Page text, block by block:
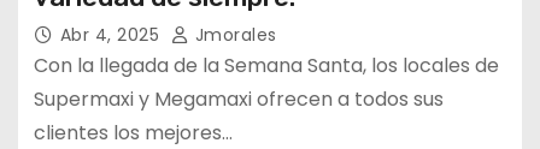
Abr 4, 2025 Jmorales
Con la llegada de la Semana Santa, los locales de
Supermaxi y Megamaxi ofrecen a todos sus
clientes los mejores…